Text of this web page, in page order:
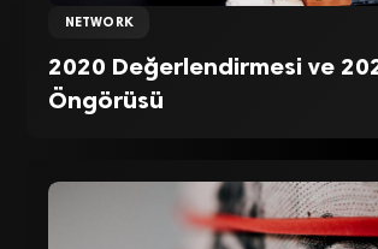
NETWORK
2020 Değerlendirmesi ve
Öngörüsü